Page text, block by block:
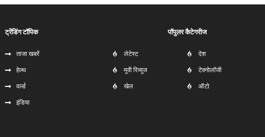
ट्रेंडिंग टॉपिक
ताजा खबरें
हेल्‍थ
वर्ल्ड
इंडिया
पॉपुलर कैटेगरीज
लेटेस्ट
मूवी रिव्यूज
खेल
देश
टेक्नोलॉजी
ऑटो